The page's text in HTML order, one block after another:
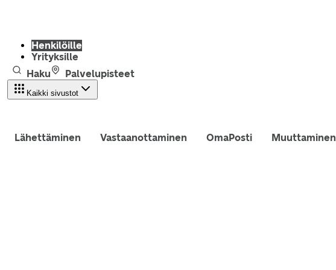
Henkilöille
Yrityksille
Haku
Palvelupisteet
Kaikki sivustot
Lähettäminen Vastaanottaminen OmaPosti Muuttaminen